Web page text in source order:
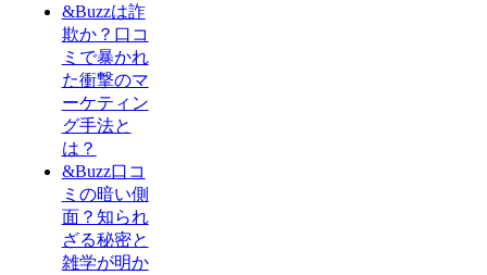
&Buzzは詐
欺か？口コ
ミで暴かれ
た衝撃のマ
ーケティン
グ手法と
は？
&Buzz口コ
ミの暗い側
面？知られ
ざる秘密と
雑学が明か